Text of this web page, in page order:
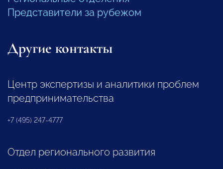
Представители за рубежом
Другие контакты
Центр экспертизы и аналитики проблем
предпринимательства
+7 (495) 247-4777
Отдел регионального развития